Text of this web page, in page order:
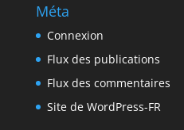
Méta
Connexion
Flux des publications
Flux des commentaires
Site de WordPress-FR